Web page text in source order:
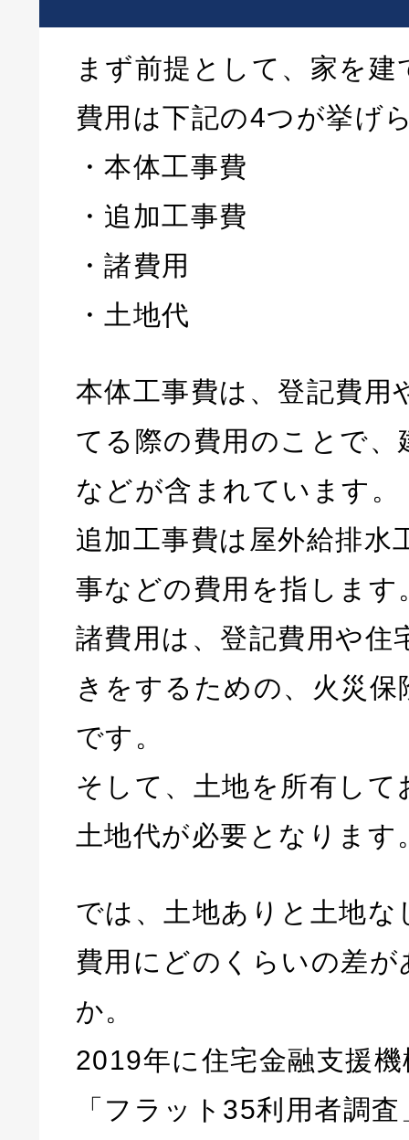
まず前提として、家を
費用は下記の4つが挙げ
・本体工事費
・追加工事費
・諸費用
・土地代
本体工事費は、登記費用
てる際の費用のことで、
などが含まれています。
追加工事費は屋外給排水
事などの費用を指します
諸費用は、登記費用や住
きをするための、火災
です。
そして、土地を所有し
土地代が必要となります
では、土地ありと土地な
費用にどのくらいの差
か。
2019年に住宅金融支援
「フラット35利用者調